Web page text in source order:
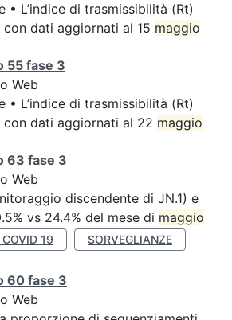
• L’indice di trasmissibilità (Rt)
dati aggiornati al 15 maggio
55 fase 3
Web
• L’indice di trasmissibilità (Rt)
dati aggiornati al 22 maggio
63 fase 3
Web
discendente di JN.1) e
vs 24.4% del mese di maggio
COVID 19 SORVEGLIANZE
60 fase 3
Web